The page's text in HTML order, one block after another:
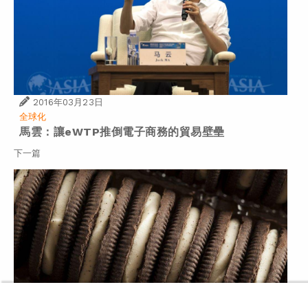
2016年03月23日
全球化
馬雲：讓eWTP推倒電子商務的貿易壁壘
下一篇